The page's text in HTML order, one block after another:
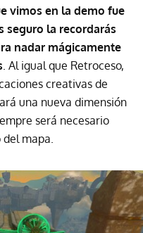
vimos en la demo fue
seguro la recordarás
nadar mágicamente
. Al igual que Retroceso,
creativas de
una nueva dimensión
será necesario
mapa.